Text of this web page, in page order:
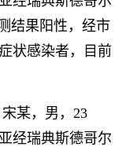
结果阳性，经市
状感染者，目前
某，男，23
经瑞典斯德哥尔